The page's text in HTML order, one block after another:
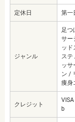
定休日 第一
ジャンル
足つ
サー
ッ
ステ
ッ
ン /
痩身
クレジット
b